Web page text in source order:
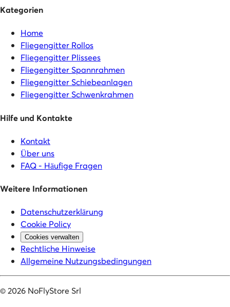
Kategorien
Home
Fliegengitter Rollos
Fliegengitter Plissees
Fliegengitter Spannrahmen
Fliegengitter Schiebeanlagen
Fliegengitter Schwenkrahmen
Hilfe und Kontakte
Kontakt
Über uns
FAQ - Häufige Fragen
Weitere Informationen
Datenschutzerklärung
Cookie Policy
Cookies verwalten
Rechtliche Hinweise
Allgemeine Nutzungsbedingungen
©2026 NoFlyStore Srl